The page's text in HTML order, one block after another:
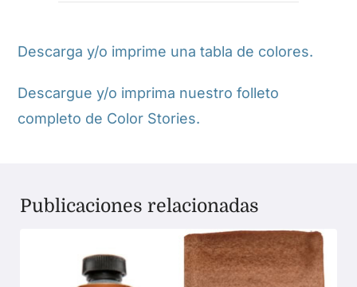
Descarga y/o imprime una tabla de colores.
Descargue y/o imprima nuestro folleto
completo de Color Stories.
Publicaciones relacionadas